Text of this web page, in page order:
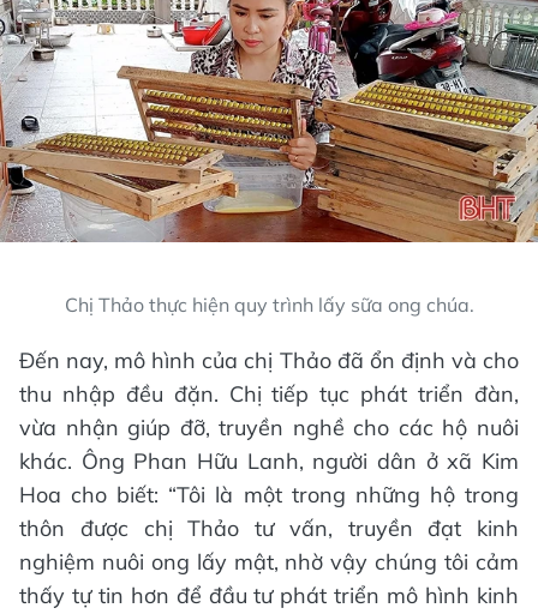
Chị Thảo thực hiện quy trình lấy sữa ong chúa.
Đến nay, mô hình của chị Thảo đã ổn định và cho
thu nhập đều đặn. Chị tiếp tục phát triển đàn,
vừa nhận giúp đỡ, truyền nghề cho các hộ nuôi
khác. Ông Phan Hữu Lanh, người dân ở xã Kim
Hoa cho biết: “Tôi là một trong những hộ trong
thôn được chị Thảo tư vấn, truyền đạt kinh
nghiệm nuôi ong lấy mật, nhờ vậy chúng tôi cảm
thấy tự tin hơn để đầu tư phát triển mô hình kinh